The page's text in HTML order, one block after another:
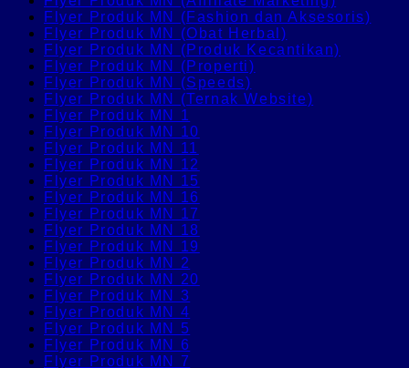
Flyer Produk MN (Fashion dan Aksesoris)
Flyer Produk MN (Obat Herbal)
Flyer Produk MN (Produk Kecantikan)
Flyer Produk MN (Properti)
Flyer Produk MN (Speeds)
Flyer Produk MN (Ternak Website)
Flyer Produk MN 1
Flyer Produk MN 10
Flyer Produk MN 11
Flyer Produk MN 12
Flyer Produk MN 15
Flyer Produk MN 16
Flyer Produk MN 17
Flyer Produk MN 18
Flyer Produk MN 19
Flyer Produk MN 2
Flyer Produk MN 20
Flyer Produk MN 3
Flyer Produk MN 4
Flyer Produk MN 5
Flyer Produk MN 6
Flyer Produk MN 7